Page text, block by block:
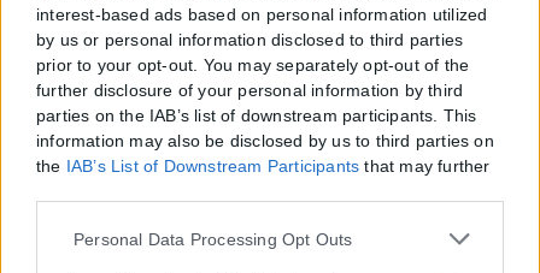
interest-based ads based on personal information utilized
by us or personal information disclosed to third parties
prior to your opt-out. You may separately opt-out of the
further disclosure of your personal information by third
parties on the IAB’s list of downstream participants. This
information may also be disclosed by us to third parties on
the IAB’s List of Downstream Participants that may further
Please note that this website/app uses one or more Google
Personal Data Processing Opt Outs